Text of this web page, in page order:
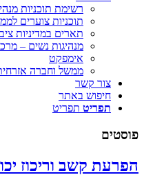
רשימת תוכניות
תוכניות צוערים
תארים במדיניות
מנהיגות נשים –
אימפקט
ממשל וחברה
צור קשר
חיפוש באתר
תפריט תפריט
פוסטים
הפרעת קשב וריכוז